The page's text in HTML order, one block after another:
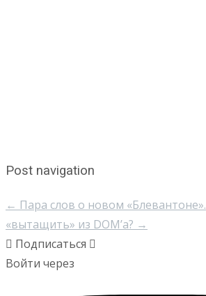
Post navigation
← Пара слов о новом «Блевантоне».
«вытащить» из DOM’а? →
Подписаться
Войти через